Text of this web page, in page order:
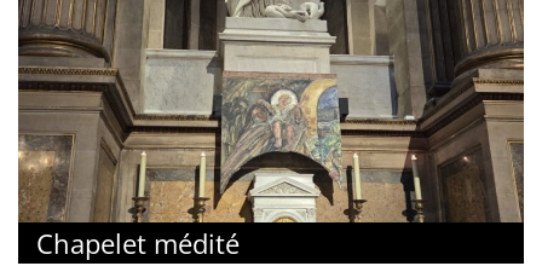
Chapelet médité